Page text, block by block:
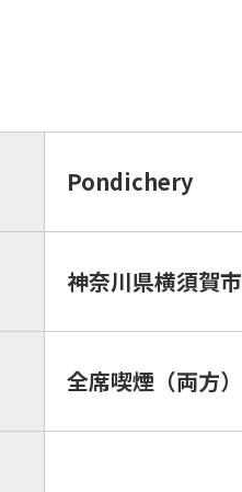
Pondichery
神奈川県横須賀市
全席喫煙（両方）